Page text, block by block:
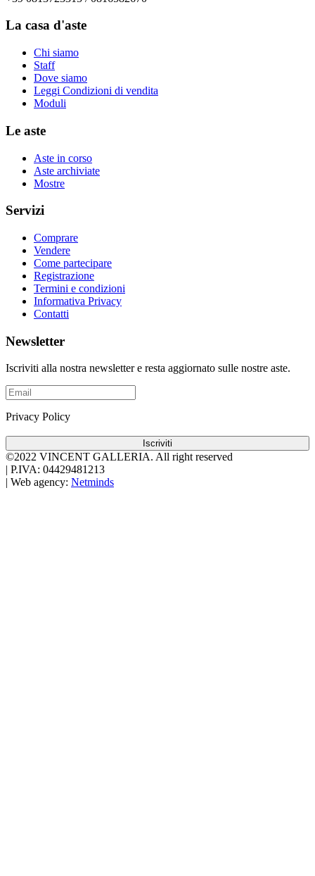
La casa d'aste
Chi siamo
Staff
Dove siamo
Leggi Condizioni di vendita
Moduli
Le aste
Aste in corso
Aste archiviate
Mostre
Servizi
Comprare
Vendere
Come partecipare
Registrazione
Termini e condizioni
Informativa Privacy
Contatti
Newsletter
Iscriviti alla nostra newsletter e resta aggiornato sulle nostre aste.
Privacy Policy
Iscriviti
©2022 VINCENT GALLERIA. All right reserved
P.IVA: 04429481213
Web agency: Netminds